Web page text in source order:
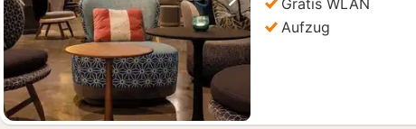
Vorheriges Bild Nächstes Bild
Gratis WLAN
Aufzug